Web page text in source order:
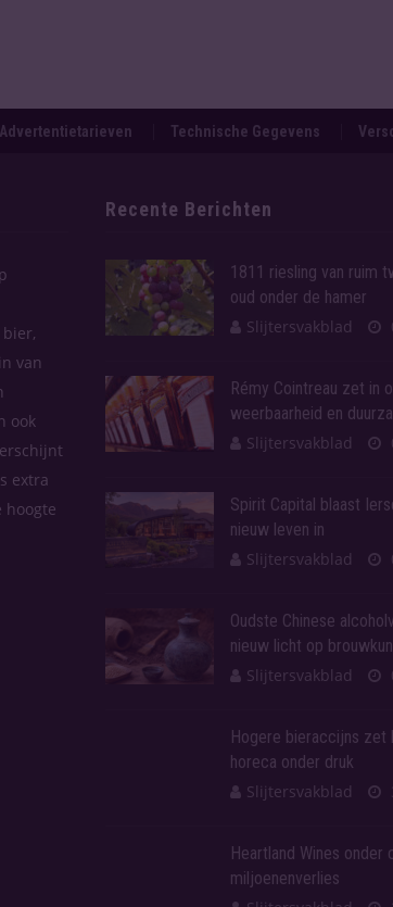
Advertentietarieven Technische Gegevens
van
ook
extra
hoogte
Recente Berichten
1811 riesling van ruim
oud onder de hamer
Slijtersvakblad
Rémy Cointreau zet in
weerbaarheid en
Slijtersvakblad
Spirit Capital blaast
nieuw leven in
Slijtersvakblad
Oudste Chinese
nieuw licht op
Slijtersvakblad
Hogere bieraccijns zet
horeca onder druk
Slijtersvakblad
Heartland Wines onder
miljoenenverlies